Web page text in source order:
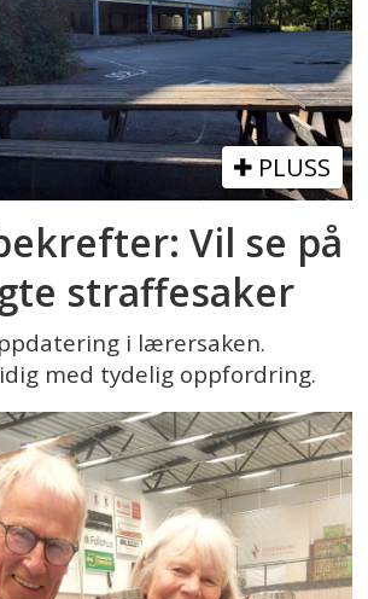
PLUSS
Vil se på
straffesaker
i lærersaken.
med tydelig oppfordring.